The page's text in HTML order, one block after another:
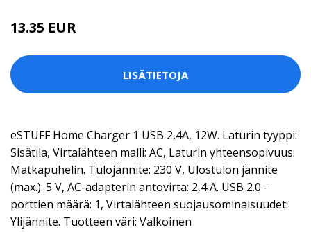
13.35 EUR
LISÄTIETOJA
eSTUFF Home Charger 1 USB 2,4A, 12W. Laturin tyyppi:
Sisätila, Virtalähteen malli: AC, Laturin yhteensopivuus:
Matkapuhelin. Tulojännite: 230 V, Ulostulon jännite
(max.): 5 V, AC-adapterin antovirta: 2,4 A. USB 2.0 -
porttien määrä: 1, Virtalähteen suojausominaisuudet:
Ylijännite. Tuotteen väri: Valkoinen